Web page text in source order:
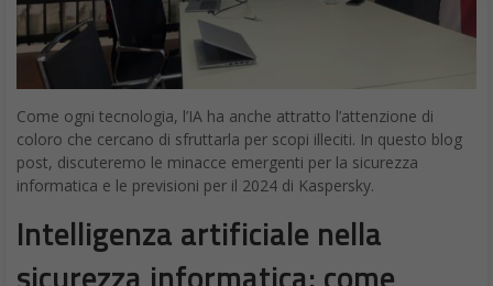
Come ogni tecnologia, l’IA ha anche attratto l’attenzione di
coloro che cercano di sfruttarla per scopi illeciti. In questo blog
post, discuteremo le minacce emergenti per la sicurezza
informatica e le previsioni per il 2024 di Kaspersky.
Intelligenza artificiale nella
sicurezza informatica: come